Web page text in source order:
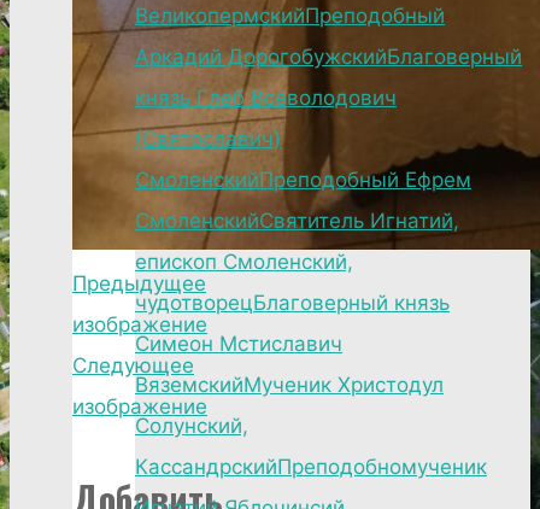
Предыдущее
изображение
Следующее
изображение
ВеликопермскийПреподобный
Аркадий ДорогобужскийБлаговерный
князь Глеб Всеволодович
(Святославич)
СмоленскийПреподобный Ефрем
СмоленскийСвятитель Игнатий,
епископ Смоленский,
чудотворецБлаговерный князь
Симеон Мстиславич
ВяземскийМученик Христодул
Солунский,
КассандрскийПреподобномученик